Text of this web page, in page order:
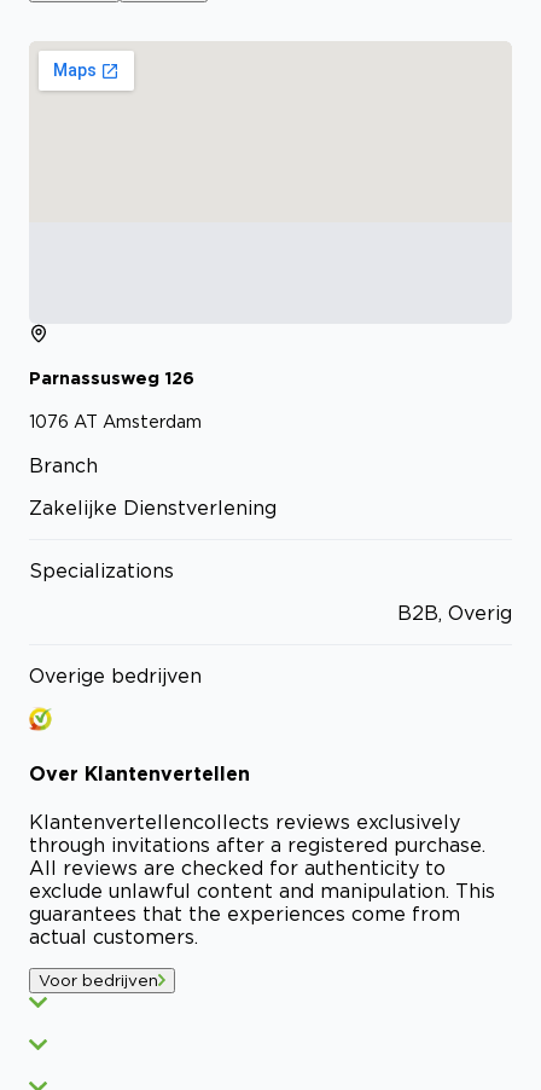
Parnassusweg 126
1076 AT Amsterdam
Branch
Zakelijke Dienstverlening
Specializations
B2B, Overig
Overige bedrijven
Over Klantenvertellen
Klantenvertellencollects reviews exclusively
through invitations after a registered purchase.
All reviews are checked for authenticity to
exclude unlawful content and manipulation. This
guarantees that the experiences come from
actual customers.
Voor bedrijven